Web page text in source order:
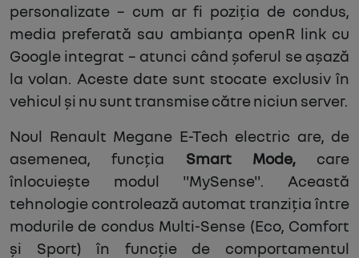
personalizate – cum ar fi poziția de condus,
media preferată sau ambianța openR link cu
Google integrat – atunci când șoferul se așază
la volan. Aceste date sunt stocate exclusiv în
vehicul și nu sunt transmise către niciun server.
Noul Renault Megane E-Tech electric are, de
asemenea, funcția Smart Mode,care
înlocuiește modul "MySense". Această
tehnologie controlează automat tranziția între
modurile de condus Multi-Sense (Eco, Comfort
și Sport) în funcție de comportamentul